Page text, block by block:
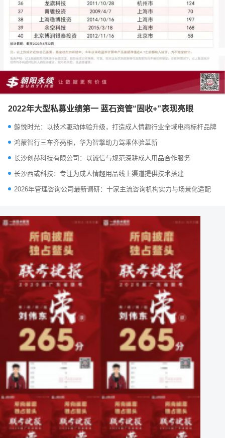
2022年大型私募业绩第一 蓝石资管“固收+”表现亮眼
鲸悦时光：以技术驱动体验升级，打造成人情趣行业全域电商标杆品牌
鸿蒙智行三车齐亮相，华为智擎助力驾乘体验革新
长沙创赫科技有限公司：以诚信与规范深耕成人用品合作服务
长沙西或科技：专注为成人情趣用品线上渠道提供技术搭建
2026年管理咨询公司最新调研：十家主流咨询机构实力与场景化适配